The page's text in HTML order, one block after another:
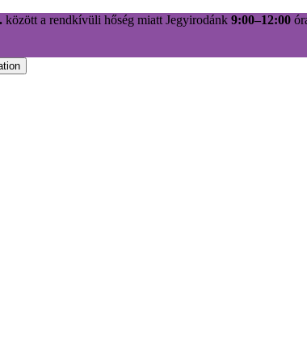
között a rendkívüli hőség miatt Jegyirodánk9:00–12:00